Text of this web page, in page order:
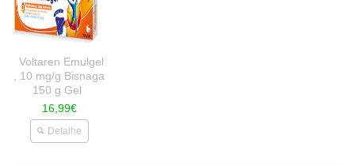
Voltaren Emulgel
, 10 mg/g Bisnaga
150 g Gel
16,99€
Detalhe